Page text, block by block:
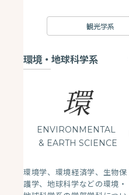
観光学系
環境・地球科学系
環
ENVIRONMENTAL
& EARTH SCIENCE
環境学、環境経済学、生物保
護学、地球科学などの環境・